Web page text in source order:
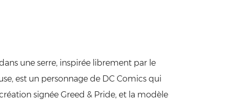
une serre, inspirée librement par le
est un personnage de DC Comics qui
signée Greed & Pride, et la modèle